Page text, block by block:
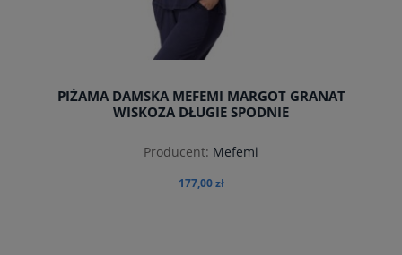
PIŻAMA DAMSKA MEFEMI MARGOT GRANAT
WISKOZA DŁUGIE SPODNIE
Producent: Mefemi
177,00 zł